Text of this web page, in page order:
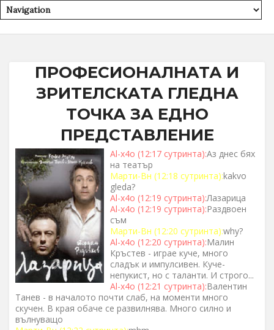
ПРОФЕСИОНАЛНАТА И
ЗРИТЕЛСКAТА ГЛЕДНА
ТОЧКА ЗА ЕДНО
ПРЕДСТАВЛЕНИЕ
Al-x4o (12:17 сутринта):Аз днес бях
на театър
Марти-Вн (12:18 сутринта):kakvo
gleda?
Al-x4o (12:19 сутринта):Лазарица
Al-x4o (12:19 сутринта):Раздвоен
съм
Марти-Вн (12:20 сутринта):why?
Al-x4o (12:20 сутринта):Малин
Кръстев - играе куче, много
сладък и импулсивен. Куче-
непукист, но с таланти. И строго...
Al-x4o (12:21 сутринта):Валентин
Танев - в началото почти слаб, на моменти много
скучен. В края обаче се развилнява. Много силно и
вълнуващо